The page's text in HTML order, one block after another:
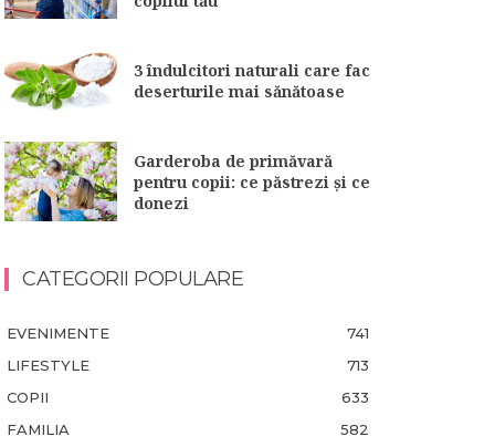
3 îndulcitori naturali care fac
deserturile mai sănătoase
Garderoba de primăvară
pentru copii: ce păstrezi și ce
donezi
CATEGORII POPULARE
EVENIMENTE
741
LIFESTYLE
713
COPII
633
FAMILIA
582